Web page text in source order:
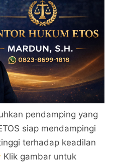
pendamping yang
siap mendampingi
terhadap keadilan
gambar untuk